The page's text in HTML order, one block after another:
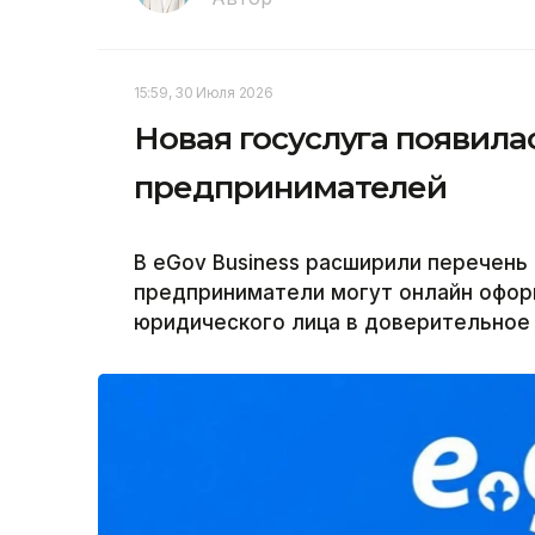
15:59, 30 Июля 2026
Новая госуслуга
предпринимателей
В eGov Business расширили
предприниматели могут онлайн
юридического лица в